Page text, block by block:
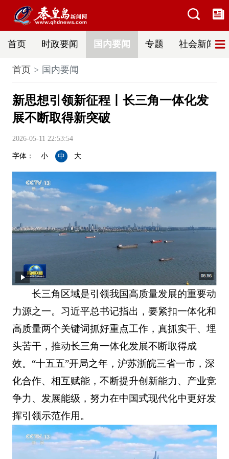
首页 时政要闻 国内要闻 专题 社会新闻
首页 国内要闻
新思想引领新征程丨长三角一体化发
展不断取得新突破
2026-05-11 22:53:54
字体： 小 中 大
长三角区域是引领我国高质量发展的重要动
力源之一。习近平总书记指出，要紧扣一体化和
高质量两个关键词抓好重点工作，真抓实干、埋
头苦干，推动长三角一体化发展不断取得成
效。“十五五”开局之年，沪苏浙皖三省一市，深
化合作、相互赋能，不断提升创新能力、产业竞
争力、发展能级，努力在中国式现代化中更好发
挥引领示范作用。